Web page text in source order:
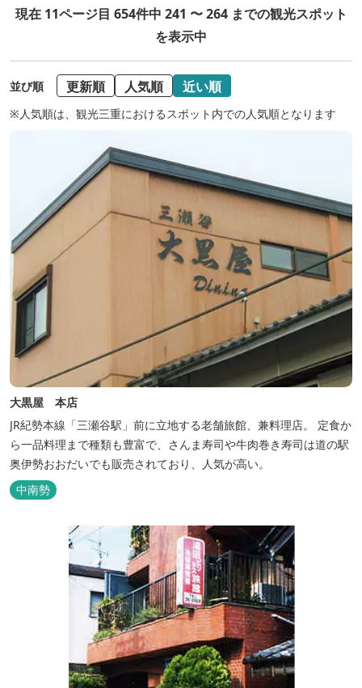
現在 11ページ目 654件中 241 〜 264 までの観光スポット
を表示中
並び順 更新順 人気順 近い順
※人気順は、観光三重におけるスポット内での人気順となります
大黒屋 本店
JR紀勢本線「三瀬谷駅」前に立地する老舗旅館、兼料理店。 定食か
ら一品料理まで種類も豊富で、さんま寿司や牛肉巻き寿司は道の駅
奥伊勢おおだいでも販売されており、人気が高い。
中南勢